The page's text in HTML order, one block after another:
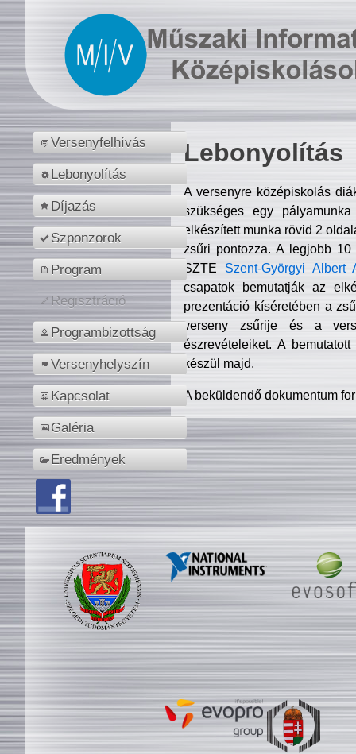
Versenyfelhívás
Lebonyolítás
Díjazás
Szponzorok
Program
Regisztráció
Programbizottság
Versenyhelyszín
Kapcsolat
Galéria
Eredmények
Lebonyolítás
A versenyre középiskolás
szükséges egy
elkészített munka rövid 2
zsűri pontozza. A legjobb
SZTE Szent-Györgyi Albert
csapatok bemutatják az
prezentáció kíséretében a
verseny zsűrije és a
észrevételeiket. A
készül majd.
A beküldendő dokumentum